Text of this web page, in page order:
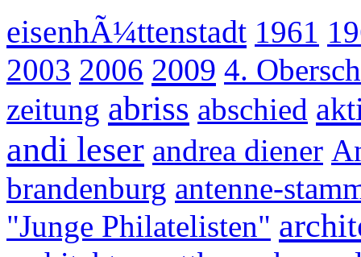
eisenhÃ¼ttenstadt 1961
2003 2006 2009 4.
zeitung abriss abschied
andi leser andrea diener
brandenburg antenne-
"Junge Philatelisten"